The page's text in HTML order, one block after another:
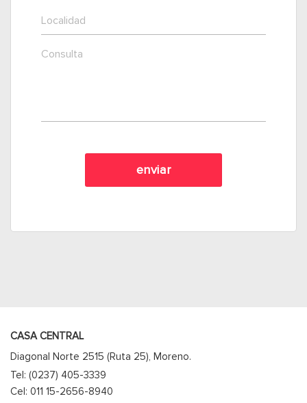
CASA CENTRAL
Diagonal Norte 2515 (Ruta 25), Moreno.
Tel: (0237) 405-3339
Cel: 011 15-2656-8940